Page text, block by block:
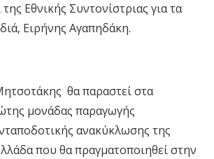
Εθνικής Συντονίστριας για τα
Ειρήνης Αγαπηδάκη.
θα παραστεί στα
μονάδας παραγωγής
ανακύκλωσης της
που θα πραγματοποιηθεί στην